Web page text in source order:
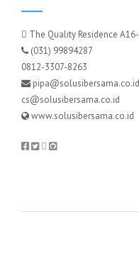
The Quality Residence
(031) 99894287
0812-3307-8263
pipa@solusibersama.co.id
cs@solusibersama.co.id
www.solusibersama.co.id